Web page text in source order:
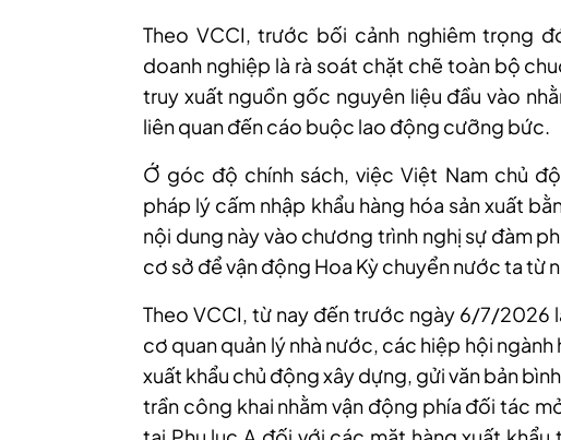
Theo VCCI, trước bối cảnh nghiêm trọng
doanh nghiệp là rà soát chặt chẽ toàn bộ
truy xuất nguồn gốc nguyên liệu đầu vào
liên quan đến cáo buộc lao động cưỡng bức.
Ớ góc độ chính sách, việc Việt Nam chủ
pháp lý cấm nhập khẩu hàng hóa sản xuất
nội dung này vào chương trình nghị sự đàm
cơ sở để vận động Hoa Kỳ chuyển nước ta từ
Theo VCCI, từ nay đến trước ngày 6/7/2026
cơ quan quản lý nhà nước, các hiệp hội
xuất khẩu chủ động xây dựng, gửi văn bản
trần công khai nhằm vận động phía đối tác